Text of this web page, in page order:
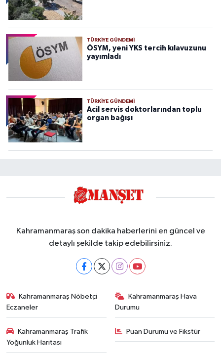
TÜRKIYE GÜNDEMI
ÖSYM, yeni YKS tercih kılavuzunu
yayımladı
TÜRKIYE GÜNDEMI
Acil servis doktorlarından toplu
organ bağışı
Kahramanmaraş son dakika haberlerini en güncel ve
detaylı şekilde takip edebilirsiniz.
Kahramanmaraş Nöbetçi
Eczaneler
Kahramanmaraş Hava
Durumu
Kahramanmaraş Trafik
Yoğunluk Haritası
Puan Durumu ve Fikstür